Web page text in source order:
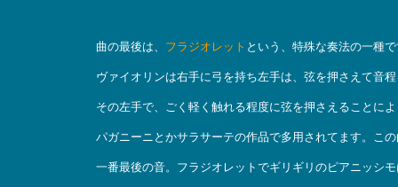
曲の最後は、 フラジオレット という、特殊な奏法の一種
ヴァイオリンは右手に弓を持ち左手は、弦を押さえて音
その左手で、ごく軽く触れる程度に弦を押さえることに
パガニーニとかサラサーテの作品で多用されてます。こ
一番最後の音。フラジオレットでギリギリのピアニッシ